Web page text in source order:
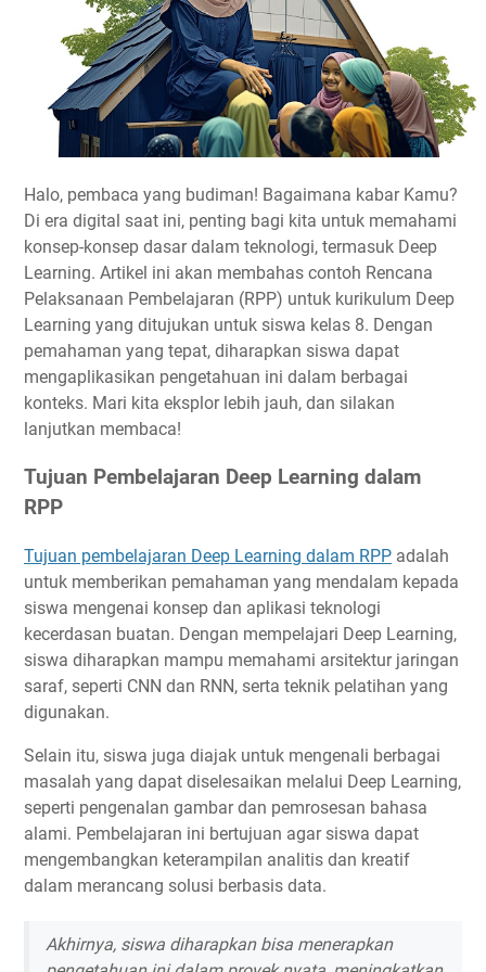
Halo, pembaca yang budiman! Bagaimana kabar Kamu?
Di era digital saat ini, penting bagi kita untuk memahami
konsep-konsep dasar dalam teknologi, termasuk Deep
Learning. Artikel ini akan membahas contoh Rencana
Pelaksanaan Pembelajaran (RPP) untuk kurikulum Deep
Learning yang ditujukan untuk siswa kelas 8. Dengan
pemahaman yang tepat, diharapkan siswa dapat
mengaplikasikan pengetahuan ini dalam berbagai
konteks. Mari kita eksplor lebih jauh, dan silakan
lanjutkan membaca!
Tujuan Pembelajaran Deep Learning dalam
RPP
Tujuan pembelajaran Deep Learning dalam RPP adalah
untuk memberikan pemahaman yang mendalam kepada
siswa mengenai konsep dan aplikasi teknologi
kecerdasan buatan. Dengan mempelajari Deep Learning,
siswa diharapkan mampu memahami arsitektur jaringan
saraf, seperti CNN dan RNN, serta teknik pelatihan yang
digunakan.
Selain itu, siswa juga diajak untuk mengenali berbagai
masalah yang dapat diselesaikan melalui Deep Learning,
seperti pengenalan gambar dan pemrosesan bahasa
alami. Pembelajaran ini bertujuan agar siswa dapat
mengembangkan keterampilan analitis dan kreatif
dalam merancang solusi berbasis data.
Akhirnya, siswa diharapkan bisa menerapkan